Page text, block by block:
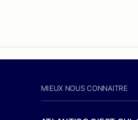
MIEUX NOUS CONNAITRE